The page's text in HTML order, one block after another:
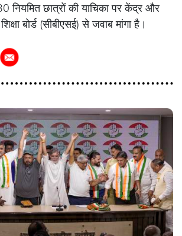
नियमित छात्रों की याचिका पर केंद्र और
बोर्ड (सीबीएसई) से जवाब मांगा है।